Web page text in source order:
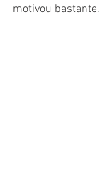
motivou bastante.